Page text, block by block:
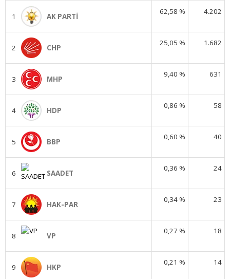
1 AK PARTİ
62,58 % 4.202
2 CHP
25,05 % 1.682
3 MHP
9,40 % 631
4 HDP
0,86 % 58
5 BBP
0,60 % 40
6 SAADET
0,36 % 24
7 HAK-PAR
0,34 % 23
8 VP
0,27 % 18
9 HKP
0,21 % 14